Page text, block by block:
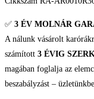
Férfi
✅ 3 ÉV MOLNÁR
A nálunk vásárolt
számított 3 ÉVIG
magában foglalja az
beszabályzást –